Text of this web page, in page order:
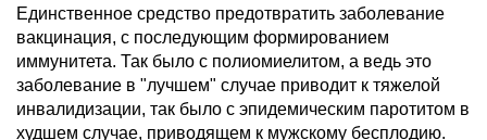
Единственное средство предотвратить заболевание
вакцинация, с последующим формированием
иммунитета. Так было с полиомиелитом, а ведь это
заболевание в "лучшем" случае приводит к тяжелой
инвалидизации, так было с эпидемическим паротитом в
худшем случае, приводящем к мужскому бесплодию.